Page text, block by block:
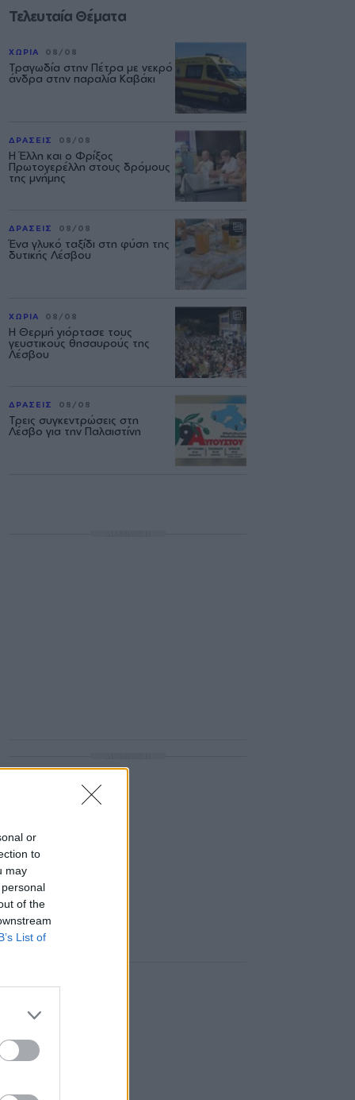
or
to
may
of the
List of
Τελευταία Θέματα
ΧΩΡΙΑ 08/08
Τραγωδία στην Πέτρα με νεκρό
άνδρα στην παραλία Καβάκι
ΔΡΑΣΕΙΣ 08/08
Η Έλλη και ο Φρίξος
Πρωτογερέλλη στους δρόμους
της μνήμης
ΔΡΑΣΕΙΣ 08/08
Ένα γλυκό ταξίδι στη φύση της
δυτικής Λέσβου
ΧΩΡΙΑ 08/08
Η Θερμή γιόρτασε τους
γευστικούς θησαυρούς της
Λέσβου
ΔΡΑΣΕΙΣ 08/08
Τρεις συγκεντρώσεις στη
Λέσβο για την Παλαιστίνη